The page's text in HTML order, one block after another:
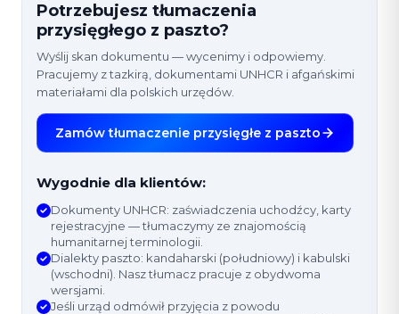
Potrzebujesz tłumaczenia
przysięgłego z paszto?
Wyślij skan dokumentu — wycenimy i odpowiemy.
Pracujemy z tazkirą, dokumentami UNHCR i afgańskimi
materiałami dla polskich urzędów.
Zamów tłumaczenie przysięgłe z paszto
Wygodnie dla klientów:
Dokumenty UNHCR: zaświadczenia uchodźcy, karty
rejestracyjne — tłumaczymy ze znajomością
humanitarnej terminologii.
Dialekty paszto: kandaharski (południowy) i kabulski
(wschodni). Nasz tłumacz pracuje z obydwoma
wersjami.
Jeśli urząd odmówił przyjęcia z powodu